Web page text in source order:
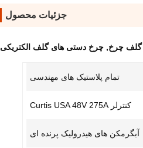
جزئیات محصول
گلف چرخ, چرخ دستی های گلف الکتریکی
تمام پلاستیک های مهندسی
کنترلر Curtis USA 48V 275A
آبگرمکن های هیدرولیک پرنده ای